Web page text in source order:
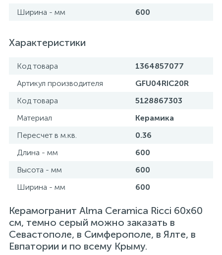
Ширина - мм
600
Характеристики
Код товара
1364857077
Артикул производителя
GFU04RIC20R
Код товара
5128867303
Материал
Керамика
Пересчет в м.кв.
0.36
Длина - мм
600
Высота - мм
600
Ширина - мм
600
Керамогранит Alma Ceramica Ricci 60х60
см, темно серый можно заказать в
Севастополе, в Симферополе, в Ялте, в
Евпатории и по всему Крыму.